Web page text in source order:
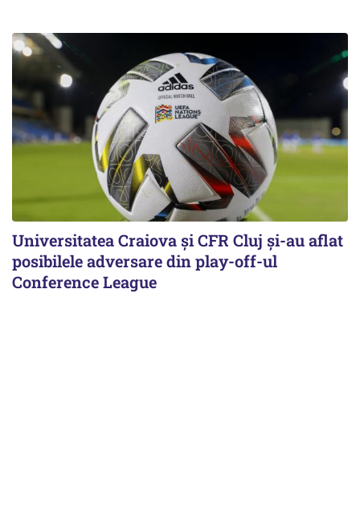
Universitatea Craiova și CFR Cluj și-au aflat
posibilele adversare din play-off-ul
Conference League